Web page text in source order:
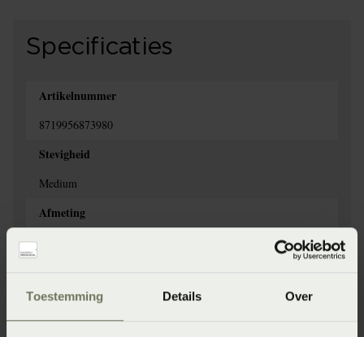
Toestemming Details Over
Specificaties
Artikelnummer
8719956873980
Stevigheid
Medium
Afmeting
100% Powerfill extra soft